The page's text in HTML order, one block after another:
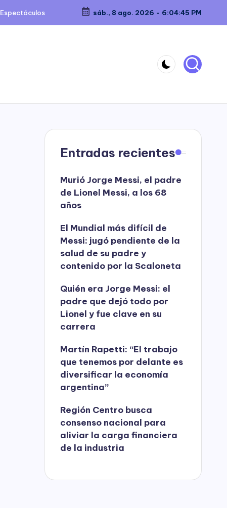
Espectáculos sáb., 8 ago. 2026 - 6:04:45 PM
Entradas recientes
Murió Jorge Messi, el padre
de Lionel Messi, a los 68
años
El Mundial más difícil de
Messi: jugó pendiente de la
salud de su padre y
contenido por la Scaloneta
Quién era Jorge Messi: el
padre que dejó todo por
Lionel y fue clave en su
carrera
Martín Rapetti: “El trabajo
que tenemos por delante es
diversificar la economía
argentina”
Región Centro busca
consenso nacional para
aliviar la carga financiera
de la industria